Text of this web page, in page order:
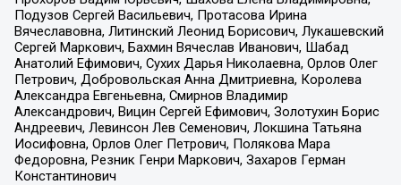
Подузов Сергей Васильевич, Протасова Ирина
Вячеславовна, Литинский Леонид Борисович, Лукашевский
Сергей Маркович, Бахмин Вячеслав Иванович, Шабад
Анатолий Ефимович, Сухих Дарья Николаевна, Орлов Олег
Петрович, Добровольская Анна Дмитриевна, Королева
Александра Евгеньевна, Смирнов Владимир
Александрович, Вицин Сергей Ефимович, Золотухин Борис
Андреевич, Левинсон Лев Семенович, Локшина Татьяна
Иосифовна, Орлов Олег Петрович, Полякова Мара
Федоровна, Резник Генри Маркович, Захаров Герман
Константинович